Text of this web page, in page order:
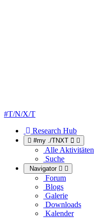
#T/N/X/T
Research Hub
#my ./TNXT
Alle Aktivitäten
Suche
Navigator
Forum
Blogs
Galerie
Downloads
Kalender